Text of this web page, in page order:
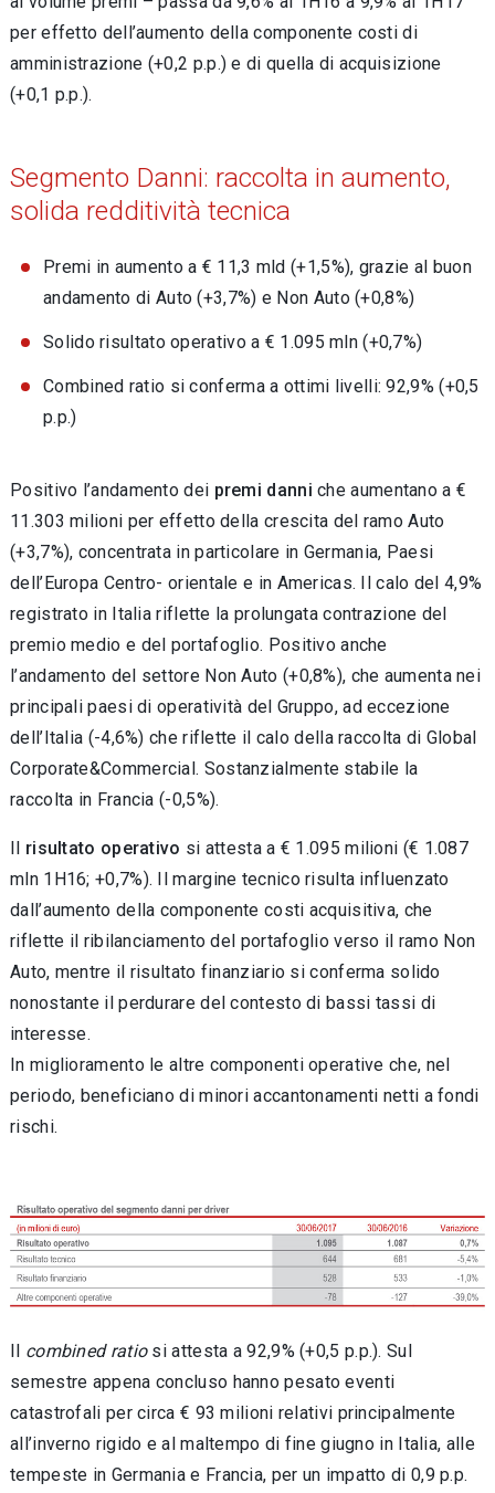
per effetto dell’aumento della componente costi di
amministrazione (+0,2 p.p.) e di quella di acquisizione
(+0,1 p.p.).
Segmento Danni: raccolta in aumento,
solida redditività tecnica
Premi in aumento a € 11,3 mld (+1,5%), grazie al buon
andamento di Auto (+3,7%) e Non Auto (+0,8%)
Solido risultato operativo a € 1.095 mln (+0,7%)
Combined ratio si conferma a ottimi livelli: 92,9% (+0,5
p.p.)
Positivo l’andamento dei premi danni che aumentano a €
11.303 milioni per effetto della crescita del ramo Auto
(+3,7%), concentrata in particolare in Germania, Paesi
dell’Europa Centro- orientale e in Americas. Il calo del 4,9%
registrato in Italia riflette la prolungata contrazione del
premio medio e del portafoglio. Positivo anche
l’andamento del settore Non Auto (+0,8%), che aumenta nei
principali paesi di operatività del Gruppo, ad eccezione
dell’Italia (-4,6%) che riflette il calo della raccolta di Global
Corporate&Commercial. Sostanzialmente stabile la
raccolta in Francia (-0,5%).
Il risultato operativo si attesta a € 1.095 milioni (€ 1.087
mln 1H16; +0,7%). Il margine tecnico risulta influenzato
dall’aumento della componente costi acquisitiva, che
riflette il ribilanciamento del portafoglio verso il ramo Non
Auto, mentre il risultato finanziario si conferma solido
nonostante il perdurare del contesto di bassi tassi di
interesse.
In miglioramento le altre componenti operative che, nel
periodo, beneficiano di minori accantonamenti netti a fondi
rischi.
Il combined ratiosi attesta a 92,9% (+0,5 p.p.). Sul
semestre appena concluso hanno pesato eventi
catastrofali per circa € 93 milioni relativi principalmente
all’inverno rigido e al maltempo di fine giugno in Italia, alle
tempeste in Germania e Francia, per un impatto di 0,9 p.p.